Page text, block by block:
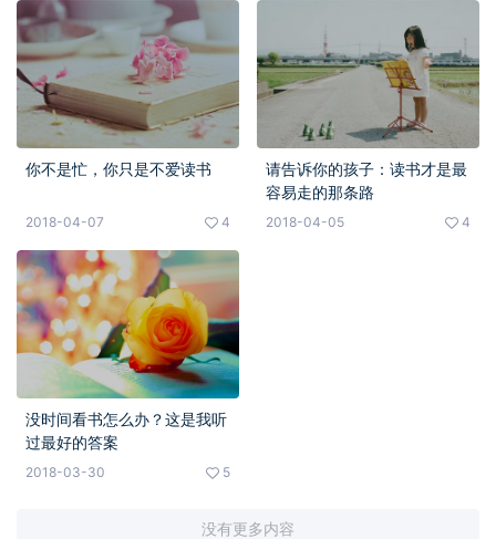
你不是忙，你只是不爱读书
2018-04-07 4
请告诉你的孩子：读书才是最
容易走的那条路
2018-04-05 4
没时间看书怎么办？这是我听
过最好的答案
2018-03-30 5
没有更多内容